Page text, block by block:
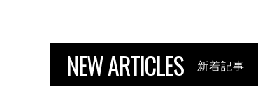
NEW ARTICLES 新着記事